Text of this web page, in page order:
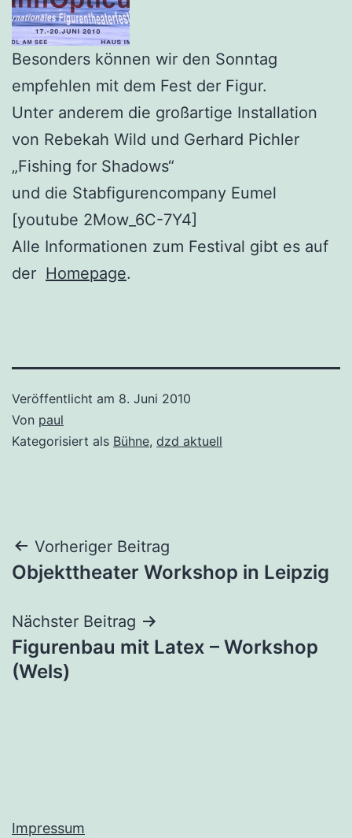
Besonders können wir den Sonntag
empfehlen mit dem Fest der Figur.
Unter anderem die großartige Installation
von Rebekah Wild und Gerhard Pichler
„Fishing for Shadows“
und die Stabfigurencompany Eumel
[youtube 2Mow_6C-7Y4]
Alle Informationen zum Festival gibt es auf
der Homepage.
Veröffentlicht am 8. Juni 2010
Von paul
Kategorisiert als Bühne, dzd aktuell
Beitragsnavigation
Vorheriger Beitrag
Objekttheater Workshop in Leipzig
Nächster Beitrag
Figurenbau mit Latex – Workshop
(Wels)
Impressum